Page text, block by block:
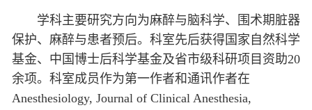
学科主要研究方向为麻醉与脑科学、围术期脏器
保护、麻醉与患者预后。科室先后获得国家自然科学
基金、中国博士后科学基金及省市级科研项目资助20
余项。科室成员作为第一作者和通讯作者在
Anesthesiology, Journal of Clinical Anesthesia,